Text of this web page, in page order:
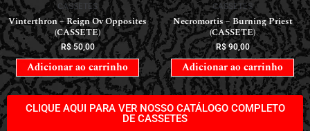
CASSETES
Vinterthron – Reign Ov Opposites
(CASSETE)
R$50,00
Adicionar ao carrinho
CASSETES
Necromortis – Burning Priest
(CASSETE)
R$90,00
Adicionar ao carrinho
CLIQUE AQUI PARA VER NOSSO CATÁLOGO COMPLETO
DE CASSETES